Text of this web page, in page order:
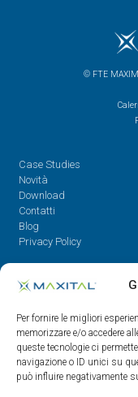
Per fornire le migliori
memorizzare e/o accedere
queste tecnologie ci
navigazione o ID unici su
può influire negativamente
© FTE
Case Studies
Novità
Download
Contatti
Blog
Privacy Policy
Contatti
08.30 - 12.30 / 14 - 18
0522/909701
0522/909748